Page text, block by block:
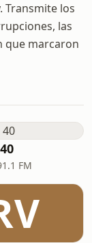
Transmite los
las
que marcaron
FM